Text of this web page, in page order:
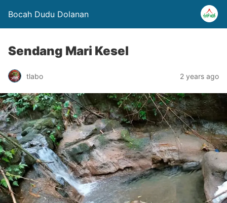
Bocah Dudu Dolanan
Sendang Mari Kesel
tlabo 2 years ago